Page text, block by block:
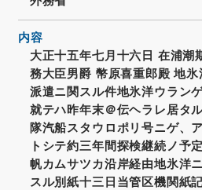
内容
大正十五年七月十六日 在浦潮
務大臣男爵 幣原喜重郎殿 地
派遣ニ関スル件地氷洋ウラン
就テハ昨年末＠伝ヘラレ居タ
隊汽船スタウロポリ号ニゲ、
トシテ約三年間探検継続ノ予
帆カムサツカ沿岸経由地氷洋
スル別紙十三日当管区機関紙